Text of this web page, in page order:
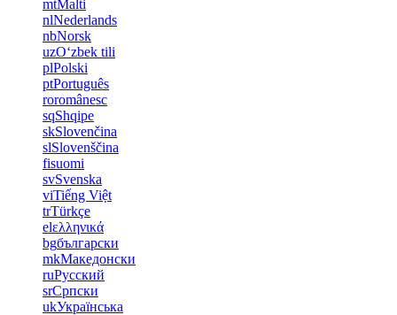
mtMalti
nlNederlands
nbNorsk
uzOʻzbek tili
plPolski
ptPortuguês
roromânesc
sqShqipe
skSlovenčina
slSlovenščina
fisuomi
svSvenska
viTiếng Việt
trTürkçe
elελληνικά
bgбългарски
mkМакедонски
ruРусский
srСрпски
ukУкраїнська